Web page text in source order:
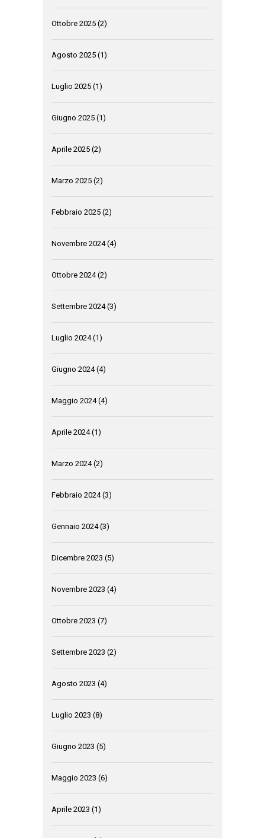
Ottobre 2025 (2)
Agosto 2025 (1)
Luglio 2025 (1)
Giugno 2025 (1)
Aprile 2025 (2)
Marzo 2025 (2)
Febbraio 2025 (2)
Novembre 2024(4)
Ottobre 2024(2)
Settembre 2024(3)
Luglio 2024(1)
Giugno 2024(4)
Maggio 2024(4)
Aprile 2024(1)
Marzo 2024(2)
Febbraio 2024(3)
Gennaio 2024(3)
Dicembre 2023 (5)
Novembre 2023 (4)
Ottobre 2023 (7)
Settembre 2023 (2)
Agosto 2023 (4)
Luglio 2023 (8)
Giugno 2023 (5)
Maggio 2023 (6)
Aprile 2023 (1)